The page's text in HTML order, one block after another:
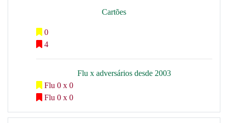
Cartões
0
4
Flu x adversários desde 2003
Flu 0 x 0
Flu 0 x 0